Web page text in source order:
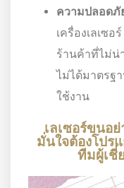
ความปลอดภั
เครื่องเลเซ
ร้านค้าที่ไม่น่
ไม่ได้มาตรฐ
ใช้งาน
เลเซอร์ขนอ
มั่นใจต้องโปร
ทีมผู้เชี่